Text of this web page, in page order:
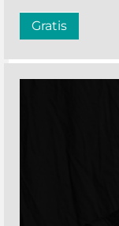
Gratis